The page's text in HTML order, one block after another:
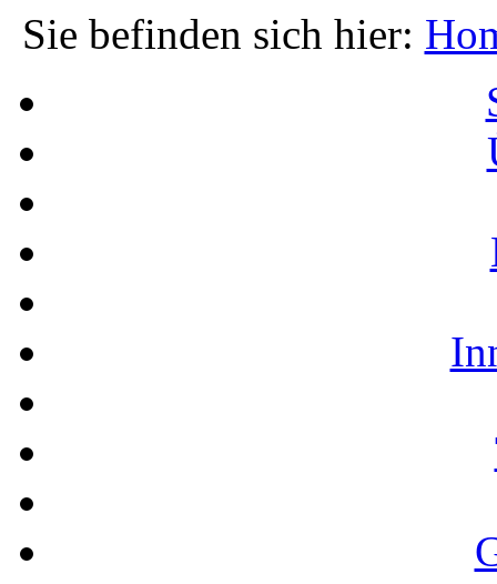
Sie befinden sich hier: